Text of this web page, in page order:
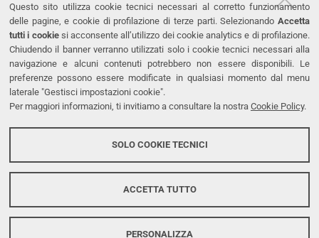
Questo sito utilizza cookie tecnici necessari al corretto funzionamento
delle pagine, e cookie di profilazione di terze parti. Selezionando Accetta
tutti i cookiesi acconsente all’utilizzo dei cookie analytics e di profilazione.
Chiudendo il banner verranno utilizzati solo i cookie tecnici necessari alla
navigazione e alcuni contenuti potrebbero non essere disponibili. Le
preferenze possono essere modificate in qualsiasi momento dal menu
laterale "Gestisci impostazioni cookie".
Per maggiori informazioni, ti invitiamo a consultare la nostra Cookie Policy.
SOLO COOKIE TECNICI
ACCETTA TUTTO
PERSONALIZZA
Tel. +39 0532 293111
Fax. +39 0532 293031
PEC
LINKS
Dichiarazione di accessibilità
Protezione dati personali